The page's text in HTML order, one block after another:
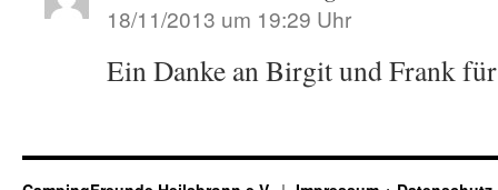
18/11/2013 um 19:29 Uhr
Ein Danke an Birgit und Frank